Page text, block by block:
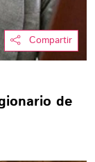
Compartir
de